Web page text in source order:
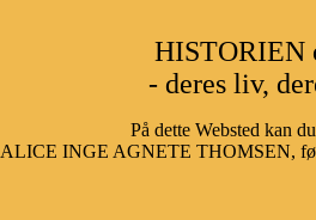
HISTORIEN
- deres liv,
På dette Websted kan
ALICE INGE AGNETE THOMSEN,